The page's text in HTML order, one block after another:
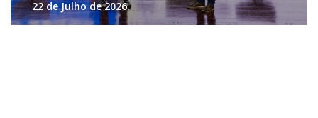
22 de Julho de 2026.
Psicóloga Organizacional e do
Trabalho